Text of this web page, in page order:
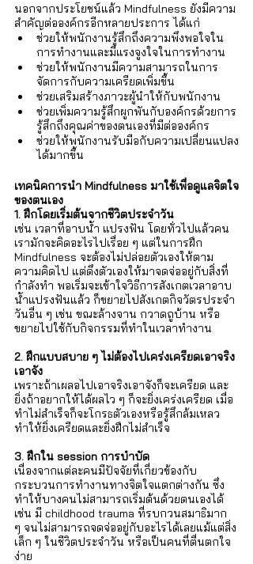
นอกจากประโยชน์แล้ว Mindfulness ยังมีความ
สำคัญต่อองค์กรอีกหลายประการ ได้แก่
ช่วยให้พนักงานรู้สึกถึงความพึงพอใจใน
การทำงานและมีแรงจูงใจในการทำงาน
ช่วยให้พนักงานมีความสามารถในการ
จัดการกับความเครียดเพิ่มขึ้น
ช่วยเสริมสร้างภาวะผู้นำให้กับพนักงาน
ช่วยเพิ่มความรู้สึกผูกพันกับองค์กรด้วยการ
รู้สึกถึงคุณค่าของตนเองที่มีต่อองค์กร
ช่วยให้พนักงานรับมือกับความเปลี่ยนแปลง
ได้มากขึ้น
เทคนิคการนำ Mindfulness มาใช้เพื่อดูแลจิตใจ
ของตนเอง
1. ฝึกโดยเริ่มต้นจากชีวิตประจำวัน
เช่น เวลาที่อาบน้ำ แปรงฟัน โดยทั่วไปแล้วคน
เรามักจะคิดอะไรไปเรื่อย ๆ แต่ในการฝึก
Mindfulness จะต้องไม่ปล่อยตัวเองให้ตาม
ความคิดไป แต่ดึงตัวเองให้มาจดจ่ออยู่กับสิ่งที่
กำลังทำ พอเริ่มจะเข้าใจวิธีการสังเกตเวลาอาบ
น้ำแปรงฟันแล้ว ก็ขยายไปสังเกตกิจวัตรประจำ
วันอื่น ๆ เช่น ขณะล้างจาน กวาดถูบ้าน หรือ
ขยายไปใช้กับกิจกรรมที่ทำในเวลาทำงาน
2. ฝึกแบบสบาย ๆ ไม่ต้องไปเคร่งเครียดเอาจริง
เอาจัง
เพราะถ้าเผลอไปเอาจริงเอาจังก็จะเครียด และ
ยิ่งถ้าอยากให้ได้ผลไว ๆ ก็จะยิ่งเคร่งเครียด เมื่อ
ทำไม่สำเร็จก็จะโกรธตัวเองหรือรู้สึกล้มเหลว
ทำให้ยิ่งเครียดและยิ่งฝึกไม่สำเร็จ
3. ฝึกใน session การบำบัด
เนื่องจากแต่ละคนมีปัจจัยที่เกี่ยวข้องกับ
กระบวนการทำงานทางจิตใจแตกต่างกัน ซึ่ง
ทำให้บางคนไม่สามารถเริ่มต้นด้วยตนเองได้
เช่น มี childhood trauma ที่รบกวนสมาธิมาก
ๆ จนไม่สามารถจดจ่ออยู่กับอะไรได้เลยแม้แต่สิ่ง
เล็ก ๆ ในชีวิตประจำวัน หรือเป็นคนที่ตื่นตกใจ
ง่าย